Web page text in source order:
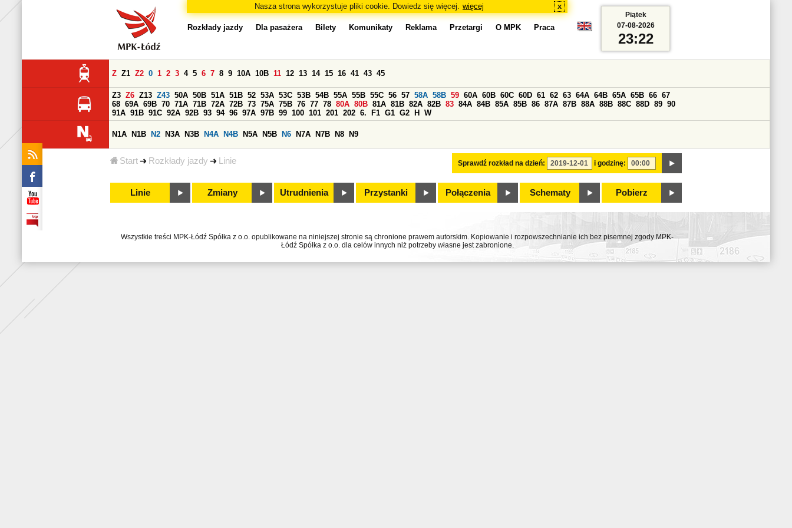
Nasza strona wykorzystuje pliki cookie. Dowiedz się więcej. więcej x
Start Rozkłady jazdy Linie
Rozkłady jazdy Dla pasażera Bilety Komunikaty Reklama Przetargi O MPK Praca
Sprawdź rozkład na dzień: i godzinę:
Z Z1 Z2 0 1 2 3 4 5 6 7 8 9 10A 10B 11 12 13 14 15 16 41 43 45
Z3 Z6 Z13 Z43 50A 50B 51A 51B 52 53A 53C 53B 54B 55A 55B 55C 56 57 58A 58B 59 60A 60B 60C 60D 61 62 63 64A 64B 65A 65B 66 67
68 69A 69B 70 71A 71B 72A 72B 73 75A 75B 76 77 78 80A 80B 81A 81B 82A 82B 83 84A 84B 85A 85B 86 87A 87B 88A 88B 88C 88D 89 90
91A 91B 91C 92A 92B 93 94 96 97A 97B 99 100 101 201 202 6. F1 G1 G2 H W
N1A N1B N2 N3A N3B N4A N4B N5A N5B N6 N7A N7B N8 N9
Linie Zmiany Utrudnienia Przystanki Połączenia Schematy Pobierz
Piątek
07-08-2026
23:22
Wszystkie treści MPK-Łódź Spółka z o.o. opublikowane na niniejszej stronie są chronione prawem autorskim. Kopiowanie i rozpowszechnianie ich bez pisemnej zgody MPK-
Łódź Spółka z o.o. dla celów innych niż potrzeby własne jest zabronione.